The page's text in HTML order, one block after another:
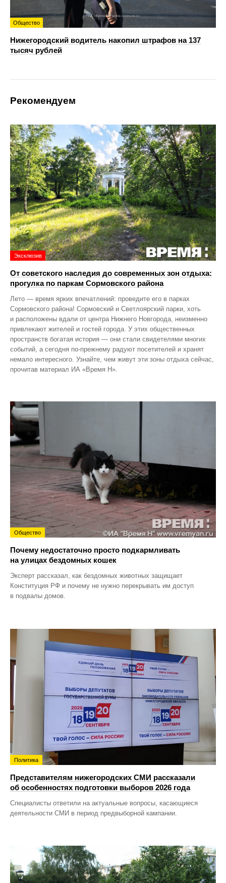
Общество
Нижегородский водитель накопил штрафов на 137
тысяч рублей
Рекомендуем
Эксклюзив
От советского наследия до современных зон отдыха:
прогулка по паркам Сормовского района
Лето — время ярких впечатлений: проведите его в парках
Сормовского района! Сормовский и Светлоярский парки, хоть
и расположены вдали от центра Нижнего Новгорода, неизменно
привлекают жителей и гостей города. У этих общественных
пространств богатая история — они стали свидетелями многих
событий, а сегодня по‑прежнему радуют посетителей и хранят
немало интересного. Узнайте, чем живут эти зоны отдыха сейчас,
прочитав материал ИА «Время Н».
Общество
Почему недостаточно просто подкармливать
на улицах бездомных кошек
Эксперт рассказал, как бездомных животных защищает
Конституция РФ и почему не нужно перекрывать им доступ
в подвалы домов.
Политика
Представителям нижегородских СМИ рассказали
об особенностях подготовки выборов 2026 года
Специалисты ответили на актуальные вопросы, касающиеся
деятельности СМИ в период предвыборной кампании.